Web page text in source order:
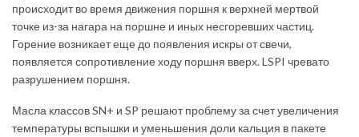
происходит во время движения поршня к верхней мертвой
точке из-за нагара на поршне и иных несгоревших частиц.
Горение возникает еще до появления искры от свечи,
появляется сопротивление ходу поршня вверх. LSPI чревато
разрушением поршня.
Масла классов SN+ и SP решают проблему за счет увеличения
температуры вспышки и уменьшения доли кальция в пакете